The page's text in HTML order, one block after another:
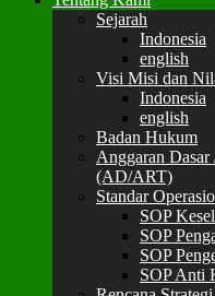
Sejarah
Indonesia
english
Visi Misi dan
Indonesia
english
Badan Hukum
Anggaran Dasar
(AD/ART)
Standar
SOP
SOP
SOP
SOP Anti